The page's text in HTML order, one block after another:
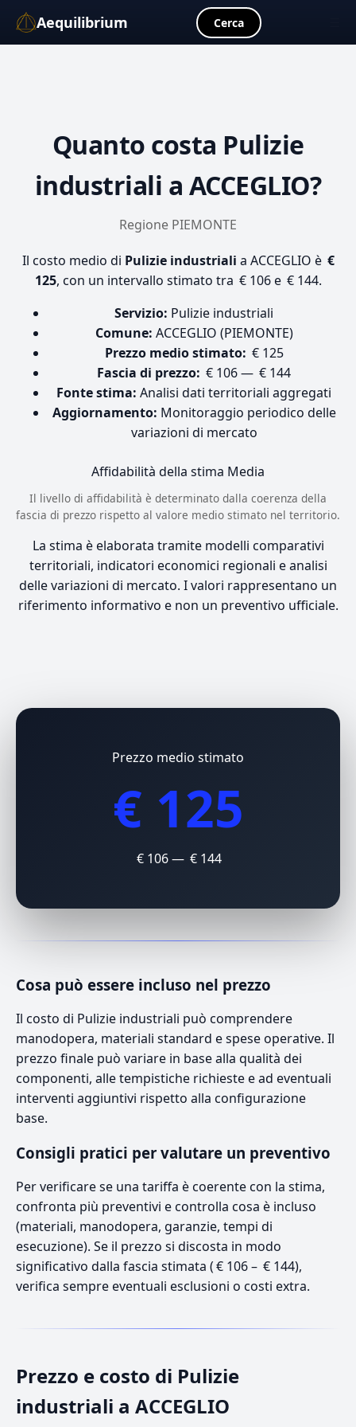
Aequilibrium Cerca
Quanto costa Pulizie
industriali a ACCEGLIO?
Regione PIEMONTE
Il costo medio di Pulizie industriali a ACCEGLIO è €
125, con un intervallo stimato tra € 106 e € 144.
Servizio: Pulizie industriali
Comune: ACCEGLIO (PIEMONTE)
Prezzo medio stimato: € 125
Fascia di prezzo: € 106 — € 144
Fonte stima: Analisi dati territoriali aggregati
Aggiornamento: Monitoraggio periodico delle
variazioni di mercato
Affidabilità della stima Media
Il livello di affidabilità è determinato dalla coerenza della
fascia di prezzo rispetto al valore medio stimato nel territorio.
La stima è elaborata tramite modelli comparativi
territoriali, indicatori economici regionali e analisi
delle variazioni di mercato. I valori rappresentano un
riferimento informativo e non un preventivo ufficiale.
Prezzo medio stimato
€ 125
€ 106 — € 144
Cosa può essere incluso nel prezzo
Il costo di Pulizie industriali può comprendere
manodopera, materiali standard e spese operative. Il
prezzo finale può variare in base alla qualità dei
componenti, alle tempistiche richieste e ad eventuali
interventi aggiuntivi rispetto alla configurazione
base.
Consigli pratici per valutare un preventivo
Per verificare se una tariffa è coerente con la stima,
confronta più preventivi e controlla cosa è incluso
(materiali, manodopera, garanzie, tempi di
esecuzione). Se il prezzo si discosta in modo
significativo dalla fascia stimata ( € 106 – € 144),
verifica sempre eventuali esclusioni o costi extra.
Prezzo e costo di Pulizie
industriali a ACCEGLIO